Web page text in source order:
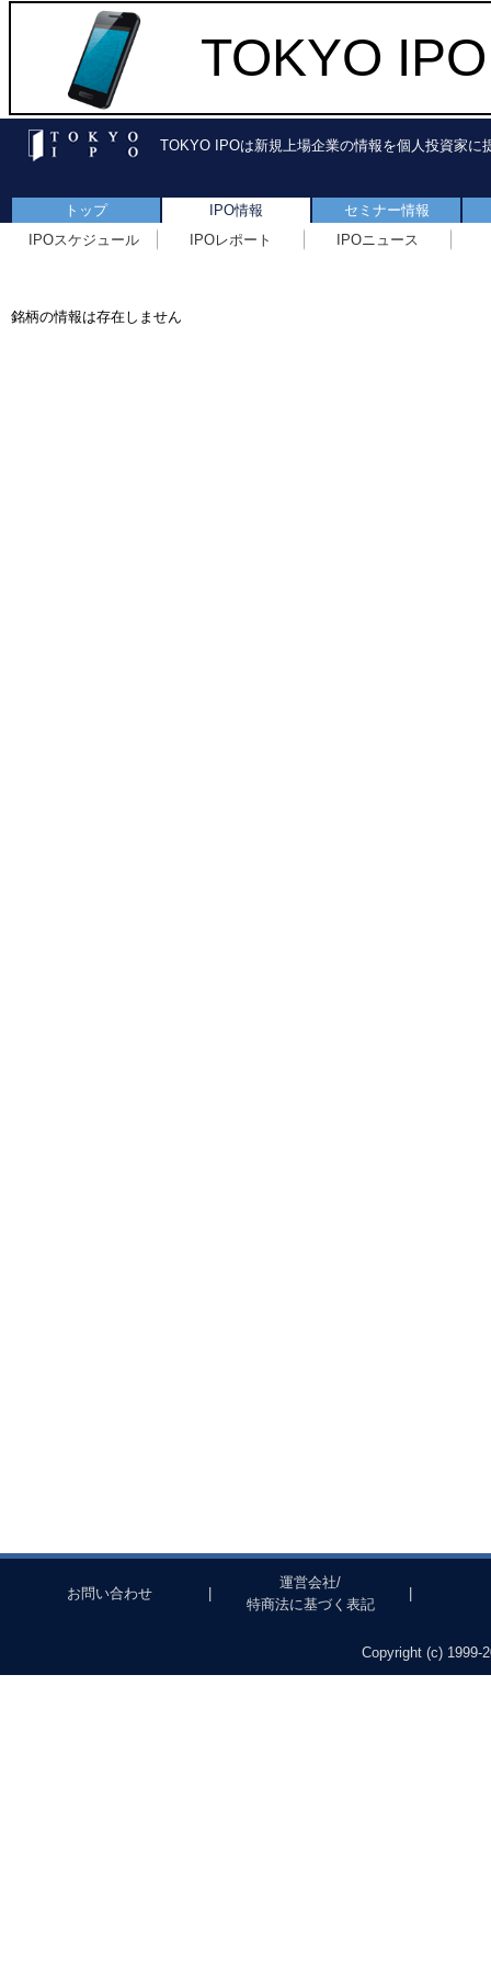
TOKYO
TOKYO IPOは新規上場企業の情報を個人投資家に
トップ IPO情報
セミナー情報
IPOスケジュール
IPOレポート IPOニュース
銘柄の情報は存在しません
お問い合わせ
運営会社/
特商法に基づく表記
Copyright (c) 1999-